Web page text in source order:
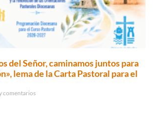
del Señor, caminamos juntos para
lema de la Carta Pastoral para el
comentarios